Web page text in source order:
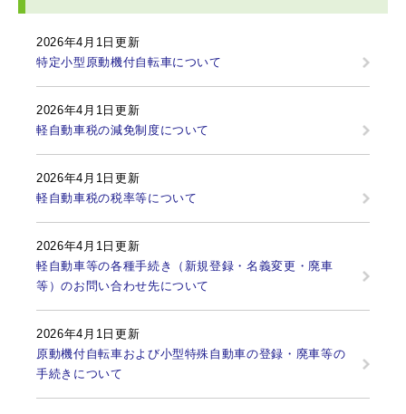
2026年4月1日更新
特定小型原動機付自転車について
2026年4月1日更新
軽自動車税の減免制度について
2026年4月1日更新
軽自動車税の税率等について
2026年4月1日更新
軽自動車等の各種手続き（新規登録・名義変更・廃車
等）のお問い合わせ先について
2026年4月1日更新
原動機付自転車および小型特殊自動車の登録・廃車等の
手続きについて